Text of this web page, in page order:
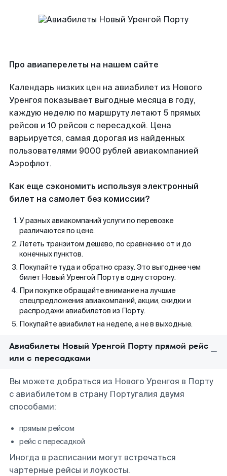
Про авиаперелеты на нашем сайте
Календарь низких цен на авиабилет из Нового
Уренгоя показывает выгодные месяца в году,
каждую неделю по маршруту летают 5 прямых
рейсов и 10 рейсов с пересадкой. Цена
варьируется, самая дорогая из найденных
пользователями 9000 рублей авиакомпанией
Аэрофлот.
Как еще сэкономить используя электронный
билет на самолет без комиссии?
У разных авиакомпаний услуги по перевозке
различаются по цене.
Лететь транзитом дешево, по сравнению от и до
конечных пунктов.
Покупайте туда и обратно сразу. Это выгоднее чем
билет Новый Уренгой Порту в одну сторону.
При покупке обращайте внимание на лучшие
спецпредложения авиакомпаний, акции, скидки и
распродажи авиабилетов из Порту.
Покупайте авиабилет на неделе, а не в выходные.
Авиабилеты Новый Уренгой Порту прямой рейс
или с пересадками
Вы можете добраться из Нового Уренгоя в Порту
с авиабилетом в страну Португалия двумя
способами:
прямым рейсом
рейс с пересадкой
Иногда в расписании могут встречаться
чартерные рейсы и лоукосты.